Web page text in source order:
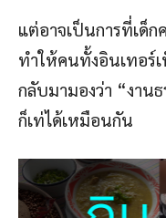
แต่อาจเป็นการที่เด็
ทำให้คนทั้งอินเทอร์
กลับมามองว่า “งาน
ก็เท่ได้เหมือนกัน